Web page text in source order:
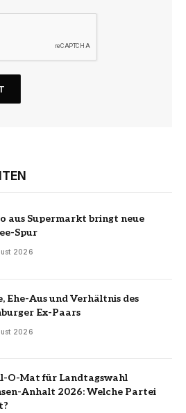
aus Supermarkt bringt neue
Spur
2026
Ehe-Aus und Verhältnis des
Ex-Paars
2026
O-Mat für Landtagswahl
Anhalt 2026: Welche Partei